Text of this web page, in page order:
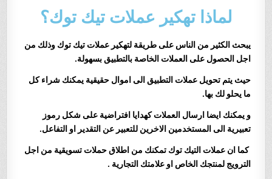
لماذا تهكير عملات تيك توك؟
يبحث الكثير من الناس على طريقة لتهكير عملات تيك توك وذلك من
اجل الحصول على العملات الخاصة بالتطبيق بسهولة.
حيث يتم تحويل عملات التطبيق الى اموال حقيقية يمكنك شراء كل
ما يحلو لك بها.
و يمكنك ايضا ارسال العملات كهدايا افتراضية على شكل رموز
تعبيرية الى المستخدمين الاخرين للتعبير عن التقدير او التفاعل.
كما ان عملات التيك توك تمكنك من اطلاق حملات تسويقية من اجل
الترويج لمنتجك الخاص او علامتك التجارية .